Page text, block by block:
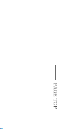
PAGE TOP